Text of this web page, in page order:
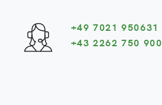
+49 7021 950631
+43 2262 750 900